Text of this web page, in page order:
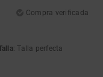
Compra verificada
: Talla perfecta